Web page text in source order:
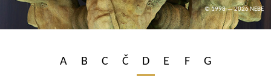
© 1998 — 2026 NEBE
A B C Č D E F
G